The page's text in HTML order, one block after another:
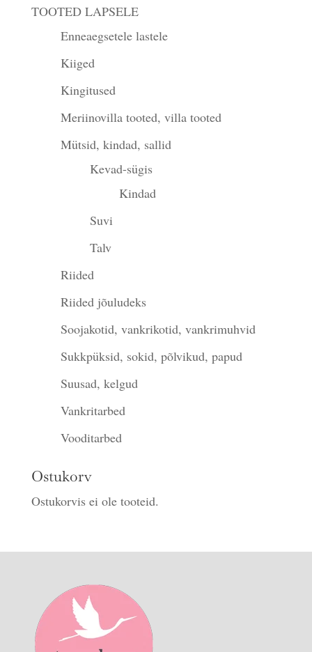
TOOTED LAPSELE
Enneaegsetele lastele
Kiiged
Kingitused
Meriinovilla tooted, villa tooted
Mütsid, kindad, sallid
Kevad-sügis
Kindad
Suvi
Talv
Riided
Riided jõuludeks
Soojakotid, vankrikotid, vankrimuhvid
Sukkpüksid, sokid, põlvikud, papud
Suusad, kelgud
Vankritarbed
Vooditarbed
Ostukorv
Ostukorvis ei ole tooteid.